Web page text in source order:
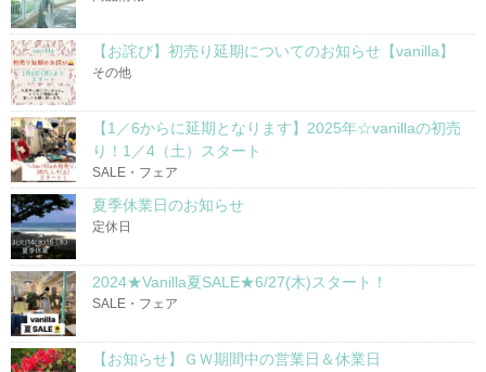
【お詫び】初売り延期についてのお知らせ【vanilla】
その他
【1／6からに延期となります】2025年☆vanillaの初売
り！1／4（土）スタート
SALE・フェア
夏季休業日のお知らせ
定休日
2024★Vanilla夏SALE★6/27(木)スタート！
SALE・フェア
【お知らせ】ＧＷ期間中の営業日＆休業日